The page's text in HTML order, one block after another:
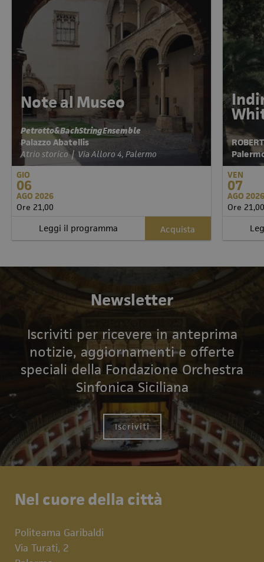
Note al Museo
Petrotto&BachStringEnsemble
Palazzo Abatellis
Atrio storico | Via Alloro 4, Palermo
GIO
06
AGO 2026
Ore 21,00
Leggi il programma Acquista
VEN
07
AGO
Ore
Newsletter
Iscriviti per ricevere in anteprima
notizie, aggiornamenti e offerte
speciali della Fondazione Orchestra
Sinfonica Siciliana
Iscriviti
Nel cuore della città
Politeama Garibaldi
Via Turati, 2